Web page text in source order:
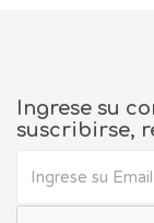
Ingrese su
suscribirse,